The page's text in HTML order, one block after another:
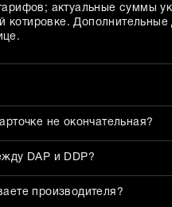
актуальные суммы
котировке.
не окончательная?
DAP и DDP?
производителя?